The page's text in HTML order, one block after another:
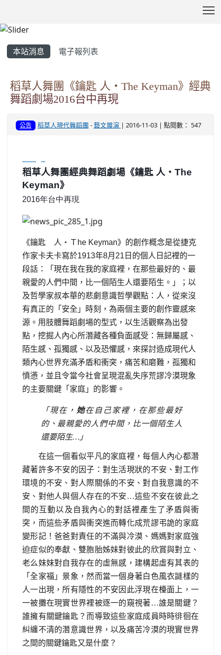
本站消息 電子報列表
稻草人舞團《鑰匙 人‧The Keyman》經典
舞蹈劇場2016台中再現
公告 稻草人現代舞蹈團 -藝文展演 | 2016-11-03 | 點閱數： 547
稻草人舞團經典舞蹈劇場《鑰匙 人 ‧ The
Keyman》
2016年台中再現
《鑰匙 人 ‧ Ｔ he Keyman》的創作概念是從捷克
作家卡夫卡寫於1913年8月 21 日 的個人日記裡的一
段話：「現在我在我的家庭裡，在那些最好的、最
親愛的人們中間，比一個陌生人還要陌生。」；以
及哲學家叔本華的悲劇意識哲學觀點：人，從來沒
有真正的「安全」時刻，為兩個主要的創作靈感來
源。用肢體舞蹈劇場的型式，以生活觀察為出發
點，挖掘人內心所潛藏各種負面感受：無歸屬感、
陌生感、孤獨感、以及恐懼感，來探討造成現代人
類內心世界充滿矛盾和衝突，痛苦和磨難，孤獨和
憤懣，並且令當今社會呈現混亂失序荒謬冷漠現象
的主要關鍵「家庭」的影響。
「現在， 她在自己家裡，在那些最好
的、最親愛的人們中間，比一個陌生人
還要陌生… 」
在這一個看似平凡的家庭裡，每個人內心都潛
藏著許多不安的因子：對生活現狀的不安、對工作
環境的不安、對人際關係的不安、對自我意識的不
安、對他人與個人存在的不安…這些不安在彼此之
間的互動以及自我內心的對話裡產生了矛盾與衝
突，而這些矛盾與衝突進而轉化成荒謬弔詭的家庭
變形記！爸爸對責任的不滿與冷漠、媽媽對家庭強
迫症似的奉獻、雙胞胎姊妹對彼此的欣賞與對立、
老么妹妹對自我存在的虛無感，建構起虛有其表的
「全家福」景象，然而當一個身著白色風衣謎樣的
人一出現，所有隱性的不安因此浮現在檯面上，一
一被攤在現實世界裡被逐一的窺視著…誰是關鍵？
誰擁有關鍵鑰匙？而導致這些家庭成員時時徘徊在
糾纏不清的潛意識世界，以及痛苦冷漠的現實世界
之間的關鍵鑰匙又是什麼？